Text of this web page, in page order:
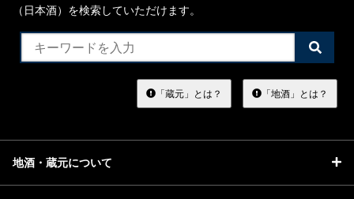
（日本酒）を検索していただけます。
検
索
る
「蔵元」とは？ 「地酒」とは？
地酒・蔵元について